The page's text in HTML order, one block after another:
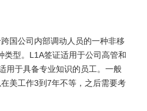
国公司内部调动人员的一种非移
类型。L1A签证适用于公司高管和
用于具备专业知识的员工。一般
美工作3到7年不等，之后需要考